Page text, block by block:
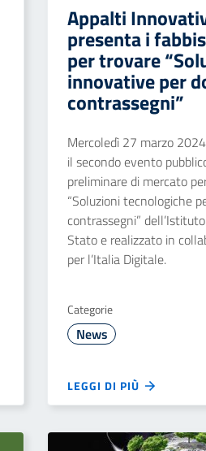
Appalti
presenta i
per trovare
innovative per
contrassegni”
Mercoledì 27 marzo
il secondo evento
preliminare di mercato
“Soluzioni tecnologiche
contrassegni”
Stato e realizzato in
per l’Italia Digitale.
Categorie
News
LEGGI DI PIÙ